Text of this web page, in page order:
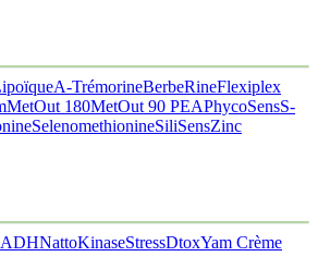
A-TrémorineBerbeRineFlexiplex
MetOut 180MetOut 90 PEAPhycoSensS-
SelenomethionineSiliSensZinc
NattoKinaseStressDtoxYam Crème